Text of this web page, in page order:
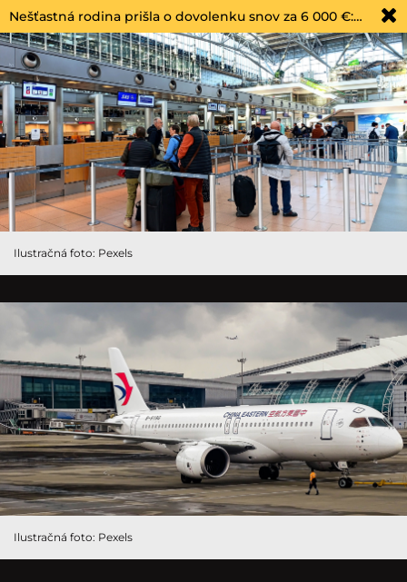
Nešťastná rodina prišla o dovolenku snov za 6 000 €:…
Ilustračná foto: Pexels
Ilustračná foto: Pexels